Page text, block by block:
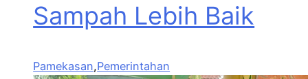
Sampah Lebih Baik
Pamekasan,Pemerintahan